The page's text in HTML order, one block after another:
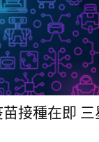
接種在即